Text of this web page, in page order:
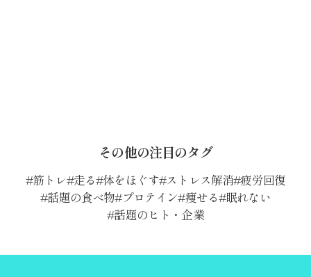
その他の注目のタグ
筋トレ 走る 体をほぐす ストレス解消 疲労回復
話題の食べ物 プロテイン 痩せる 眠れない
話題のヒト・企業